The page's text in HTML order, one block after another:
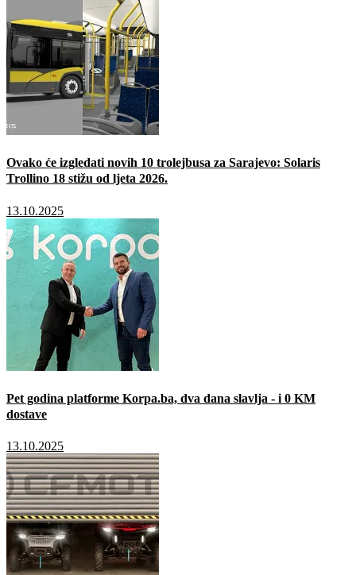
Ovako će izgledati novih 10 trolejbusa za Sarajevo: Solaris
Trollino 18 stižu od ljeta 2026.
13.10.2025
Pet godina platforme Korpa.ba, dva dana slavlja - i 0 KM
dostave
13.10.2025